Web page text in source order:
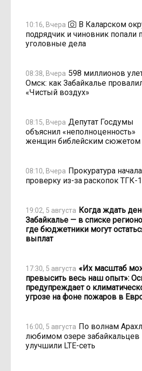
10:16, Вчера
В Каларском
подрядчик и чиновник попали
уголовные дела
08:38, Вчера 598 миллионов
Омск: как Забайкалье
«Чистый воздух»
08:15, Вчера Депутат Госдумы
объяснил «неполноценность»
женщин библейским сюжетом
08:10, Вчера Прокуратура начала
проверку из-за раскопок ТГК-
19:02, 5 августа Когда ждать
Забайкалье — в списке
где бюджетники могут
выплат
17:30, 5 августа «Их масштаб
превысить весь наш опыт»:
предупреждает о
угрозе на фоне пожаров в
16:00, 5 августа По волнам
любимом озере забайкальцев
улучшили LTE-сеть